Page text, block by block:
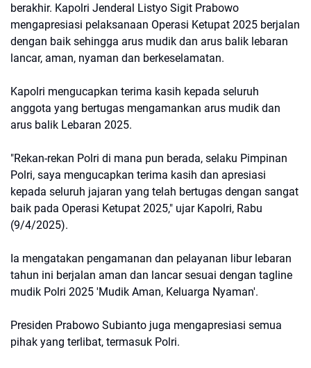
berakhir. Kapolri Jenderal Listyo Sigit Prabowo
mengapresiasi pelaksanaan Operasi Ketupat 2025 berjalan
dengan baik sehingga arus mudik dan arus balik lebaran
lancar, aman, nyaman dan berkeselamatan.
Kapolri mengucapkan terima kasih kepada seluruh
anggota yang bertugas mengamankan arus mudik dan
arus balik Lebaran 2025.
"Rekan-rekan Polri di mana pun berada, selaku Pimpinan
Polri, saya mengucapkan terima kasih dan apresiasi
kepada seluruh jajaran yang telah bertugas dengan sangat
baik pada Operasi Ketupat 2025," ujar Kapolri, Rabu
(9/4/2025).
Ia mengatakan pengamanan dan pelayanan libur lebaran
tahun ini berjalan aman dan lancar sesuai dengan tagline
mudik Polri 2025 'Mudik Aman, Keluarga Nyaman'.
Presiden Prabowo Subianto juga mengapresiasi semua
pihak yang terlibat, termasuk Polri.